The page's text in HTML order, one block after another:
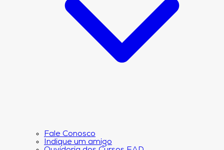
Fale Conosco
Indique um amigo